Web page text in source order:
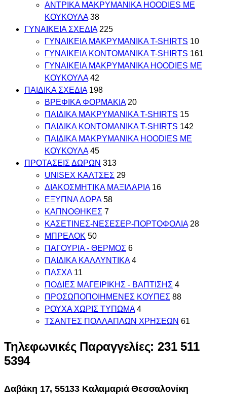
ΑΝΤΡΙΚΑ ΜΑΚΡΥΜΑΝΙΚΑ HOODIES ΜΕ
ΚΟΥΚΟΥΛΑ 38
ΓΥΝΑΙΚΕΙΑ ΣΧΕΔΙΑ 225
ΓΥΝΑΙΚΕΙΑ MAKΡYMANIKA T-SHIRTS 10
ΓΥΝΑΙΚΕΙΑ ΚΟΝΤΟΜΑΝΙΚΑ T-SHIRTS 161
ΓΥΝΑΙΚΕΙΑ ΜΑΚΡΥΜΑΝΙΚΑ HOODIES ΜΕ
ΚΟΥΚΟΥΛΑ 42
ΠΑΙΔΙΚΑ ΣΧΕΔΙΑ 198
ΒΡΕΦΙΚΑ ΦΟΡΜΑΚΙΑ 20
ΠΑΙΔΙΚΑ MAKΡYMANIKA T-SHIRTS 15
ΠΑΙΔΙΚΑ ΚΟΝΤΟΜΑΝΙΚΑ T-SHIRTS 142
ΠΑΙΔΙΚΑ ΜΑΚΡΥΜΑΝΙΚΑ HOODIES ΜΕ
ΚΟΥΚΟΥΛΑ 45
ΠΡΟΤΑΣΕΙΣ ΔΩΡΩΝ 313
UNISEX ΚΑΛΤΣΕΣ 29
ΔΙΑΚΟΣΜΗΤΙΚΑ ΜΑΞΙΛΑΡΙΑ 16
ΕΞΥΠΝΑ ΔΩΡΑ 58
ΚΑΠΝΟΘΗΚΕΣ 7
ΚΑΣΕΤΙΝΕΣ-ΝΕΣΕΣΕΡ-ΠΟΡΤΟΦΟΛΙΑ 28
ΜΠΡΕΛΟΚ 50
ΠΑΓΟΥΡΙΑ - ΘΕΡΜΟΣ 6
ΠΑΙΔΙΚΑ ΚΑΛΛΥΝΤΙΚΑ 4
ΠΑΣΧΑ 11
ΠΟΔΙΕΣ ΜΑΓΕΙΡΙΚΗΣ - ΒΑΠΤΙΣΗΣ 4
ΠΡΟΣΩΠΟΠΟΙΗΜΕΝΕΣ ΚΟΥΠΕΣ 88
ΡΟΥΧΑ ΧΩΡΙΣ ΤΥΠΩΜΑ 4
ΤΣΑΝΤΕΣ ΠΟΛΛΑΠΛΩΝ ΧΡΗΣΕΩΝ 61
Τηλεφωνικές Παραγγελίες: 231 511
5394
Δαβάκη 17, 55133 Καλαμαριά Θεσσαλονίκη